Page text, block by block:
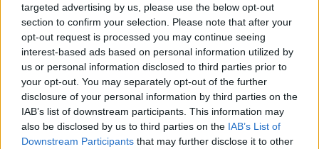
targeted advertising by us, please use the below opt-out
section to confirm your selection. Please note that after your
opt-out request is processed you may continue seeing
interest-based ads based on personal information utilized by
us or personal information disclosed to third parties prior to
your opt-out. You may separately opt-out of the further
disclosure of your personal information by third parties on the
IAB’s list of downstream participants. This information may
also be disclosed by us to third parties on the IAB’s List of
Downstream Participants that may further disclose it to other
Amputata gamba giovane
aggredito machete
2 anni fa
Paola Perego in tv: malore in
diretta, cosa è successo?
2 anni fa
Se desideri approfondire ulteriormente l’argomento,